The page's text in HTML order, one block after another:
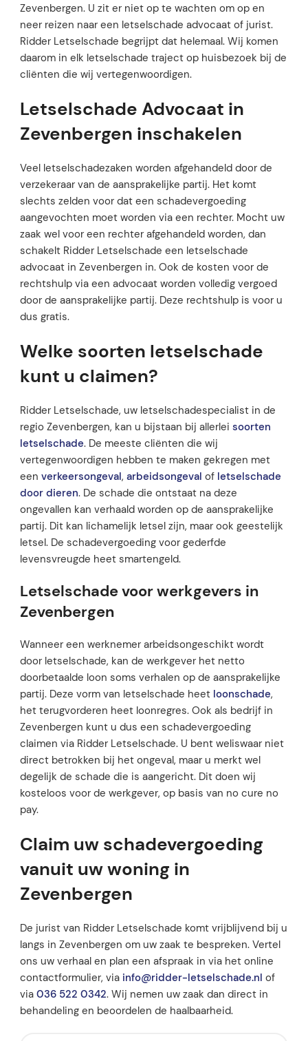
Zevenbergen. U zit er niet op te wachten om op en
neer reizen naar een letselschade advocaat of jurist.
Ridder Letselschade begrijpt dat helemaal. Wij komen
daarom in elk letselschade traject op huisbezoek bij de
cliënten die wij vertegenwoordigen.
Letselschade Advocaat in
Zevenbergen inschakelen
Veel letselschadezaken worden afgehandeld door de
verzekeraar van de aansprakelijke partij. Het komt
slechts zelden voor dat een schadevergoeding
aangevochten moet worden via een rechter. Mocht uw
zaak wel voor een rechter afgehandeld worden, dan
schakelt Ridder Letselschade een letselschade
advocaat in Zevenbergen in. Ook de kosten voor de
rechtshulp via een advocaat worden volledig vergoed
door de aansprakelijke partij. Deze rechtshulp is voor u
dus gratis.
Welke soorten letselschade
kunt u claimen?
Ridder Letselschade, uw letselschadespecialist in de
regio Zevenbergen, kan u bijstaan bij allerlei soorten
letselschade. De meeste cliënten die wij
vertegenwoordigen hebben te maken gekregen met
een verkeersongeval, arbeidsongeval of letselschade
door dieren. De schade die ontstaat na deze
ongevallen kan verhaald worden op de aansprakelijke
partij. Dit kan lichamelijk letsel zijn, maar ook geestelijk
letsel. De schadevergoeding voor gederfde
levensvreugde heet smartengeld.
Letselschade voor werkgevers in
Zevenbergen
Wanneer een werknemer arbeidsongeschikt wordt
door letselschade, kan de werkgever het netto
doorbetaalde loon soms verhalen op de aansprakelijke
partij. Deze vorm van letselschade heet loonschade,
het terugvorderen heet loonregres. Ook als bedrijf in
Zevenbergen kunt u dus een schadevergoeding
claimen via Ridder Letselschade. U bent weliswaar niet
direct betrokken bij het ongeval, maar u merkt wel
degelijk de schade die is aangericht. Dit doen wij
kosteloos voor de werkgever, op basis van no cure no
pay.
Claim uw schadevergoeding
vanuit uw woning in
Zevenbergen
De jurist van Ridder Letselschade komt vrijblijvend bij u
langs in Zevenbergen om uw zaak te bespreken. Vertel
ons uw verhaal en plan een afspraak in via het online
contactformulier, via info@ridder-letselschade.nl of
via 036 522 0342. Wij nemen uw zaak dan direct in
behandeling en beoordelen de haalbaarheid.